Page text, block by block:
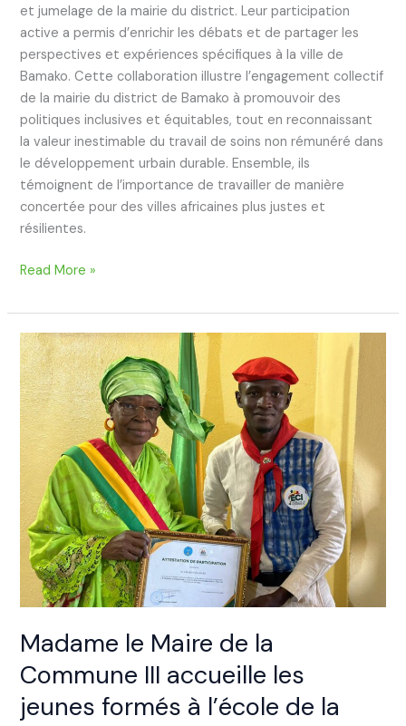
et jumelage de la mairie du district. Leur participation
active a permis d’enrichir les débats et de partager les
perspectives et expériences spécifiques à la ville de
Bamako. Cette collaboration illustre l’engagement collectif
de la mairie du district de Bamako à promouvoir des
politiques inclusives et équitables, tout en reconnaissant
la valeur inestimable du travail de soins non rémunéré dans
le développement urbain durable. Ensemble, ils
témoignent de l’importance de travailler de manière
concertée pour des villes africaines plus justes et
résilientes.
Read More »
Madame le Maire de la
Commune III accueille les
jeunes formés à l’école de la
Madame
le
Maire
de
la
Commune
III
accueille
les
jeunes
formés
l’école
la
citoyenneté